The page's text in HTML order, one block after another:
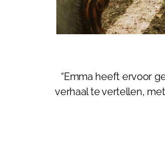
“Emma heeft ervoor
verhaal te vertellen,